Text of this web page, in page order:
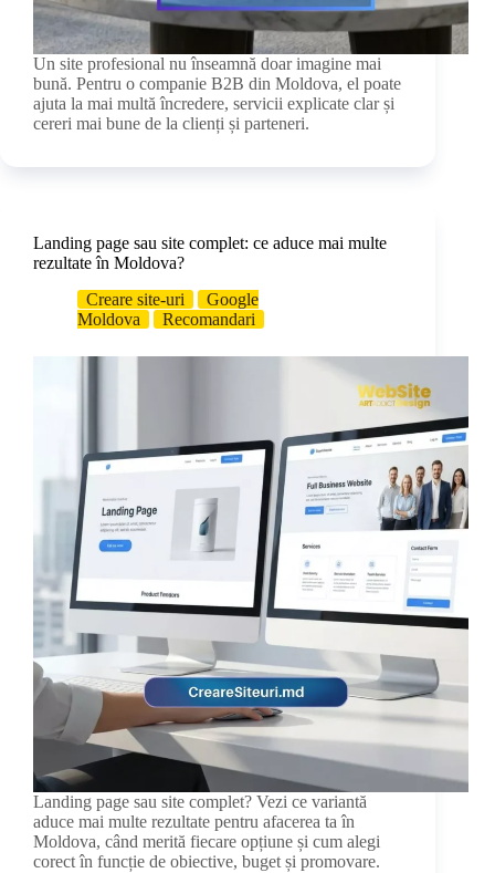
Un site profesional nu înseamnă doar imagine mai
bună. Pentru o companie B2B din Moldova, el poate
ajuta la mai multă încredere, servicii explicate clar și
cereri mai bune de la clienți și parteneri.
Landing page sau site complet: ce aduce mai multe
rezultate în Moldova?
Creare site-uri
Google
Moldova
Recomandari
Landing page sau site complet? Vezi ce variantă
aduce mai multe rezultate pentru afacerea ta în
Moldova, când merită fiecare opțiune și cum alegi
corect în funcție de obiective, buget și promovare.